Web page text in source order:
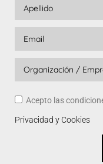
Acepto las
Privacidad y Cookies